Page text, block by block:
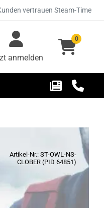
vertrauen Steam-Time
anmelden
0
Artikel-Nr.: ST-OWL-NS-
CLOBER (PID 64851)